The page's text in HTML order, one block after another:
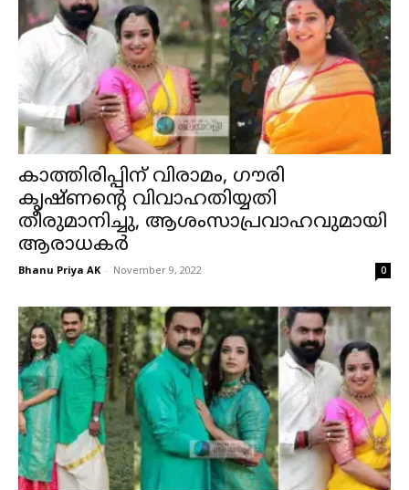
കാത്തിരിപ്പിന് വിരാമം, ഗൗരി
കൃഷ്ണന്റെ വിവാഹതിയ്യതി
തീരുമാനിച്ചു, ആശംസാപ്രവാഹവുമായി
ആരാധകര്‍
Bhanu Priya AK - November 9, 2022 0